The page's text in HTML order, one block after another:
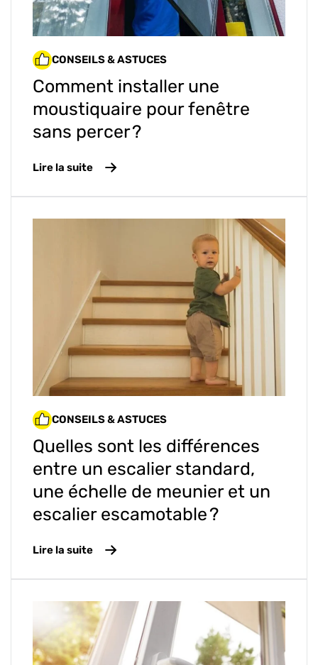
CONSEILS & ASTUCES
Comment installer une
moustiquaire pour fenêtre
sans percer ?
Lire la suite
CONSEILS & ASTUCES
Quelles sont les différences
entre un escalier standard,
une échelle de meunier et un
escalier escamotable ?
Lire la suite